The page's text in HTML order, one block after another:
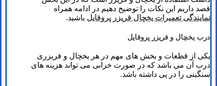
قصد داریم این نکات را توضیح دهیم در ادامه همراه
نمایندگی تعمیرات یخچال فریزر پروفایل باشید.
درب یخچال و فریزر پروفایل
یکی از قطعات و بخش های مهم در هر یخچال و فریزری
درب آن می باشد که در صورت خرابی می تواند هزینه های
سنگینی را در پی داشته باشد.